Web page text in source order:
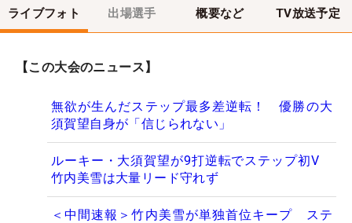
ライブフォト 出場選手 概要など TV放送予定
【この大会のニュース】
無欲が生んだステップ最多差逆転！ 優勝の大
須賀望自身が「信じられない」
ルーキー・大須賀望が9打逆転でステップ初V
竹内美雪は大量リード守れず
＜中間速報＞竹内美雪が単独首位キープ ステ